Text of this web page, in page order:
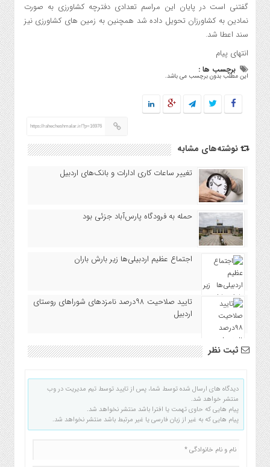
گفتنی است در پایان این مراسم تعدادی دفترچه کشاورزی به صورت
نمادین به کشاورزان تحویل داده شد همچنین به زمین های کشاورزی نیز
سند اعطا شد.
انتهای پیام
برچسب ها :
این مطلب بدون برچسب می باشد.
https://rahecheshmalar.ir/?p=16976
نوشته‌های مشابه
تغییر ساعات کاری ادارات و بانک‌های اردبیل
حمله به فرودگاه پارس‌‌آباد جزئی بود
اجتماع عظیم اردبیلی‌ها زیر بارش باران
تایید صلاحیت ۹۸درصد نامزدهای شوراهای روستای
اردبیل
ثبت نظر
دیدگاه های ارسال شده توسط شما، پس از تایید توسط تیم مدیریت در وب
منتشر خواهد شد.
پیام هایی که حاوی تهمت یا افترا باشد منتشر نخواهد شد.
پیام هایی که به غیر از زبان فارسی یا غیر مرتبط باشد منتشر نخواهد شد.